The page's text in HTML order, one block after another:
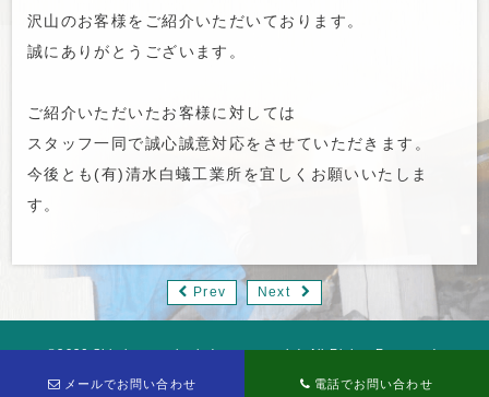
沢山のお客様をご紹介いただいております。
誠にありがとうございます。
ご紹介いただいたお客様に対しては
スタッフ一同で誠心誠意対応をさせていただきます。
今後とも(有)清水白蟻工業所を宜しくお願いいたしま
す。
Prev Next
©2026 Shimizu termite industory co.,ltd. All Rights Reserved.
メールでお問い合わせ 電話でお問い合わせ